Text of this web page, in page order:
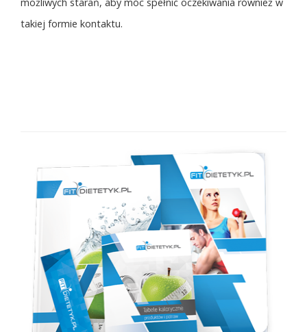
takiej formie kontaktu.